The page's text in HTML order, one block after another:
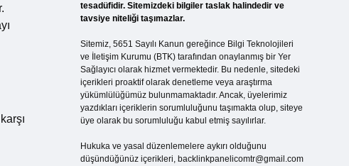
tesadüfidir. Sitemizdeki bilgiler taslak halindedir ve
tavsiye niteliği taşımazlar.
Sitemiz, 5651 Sayılı Kanun gereğince Bilgi Teknolojileri
ve İletişim Kurumu (BTK) tarafından onaylanmış bir Yer
Sağlayıcı olarak hizmet vermektedir. Bu nedenle, sitedeki
içerikleri proaktif olarak denetleme veya araştırma
yükümlülüğümüz bulunmamaktadır. Ancak, üyelerimiz
yazdıkları içeriklerin sorumluluğunu taşımakta olup, siteye
üye olarak bu sorumluluğu kabul etmiş sayılırlar.
Hukuka ve yasal düzenlemelere aykırı olduğunu
düşündüğünüz içerikleri, backlinkpanelicomtr@gmail.com